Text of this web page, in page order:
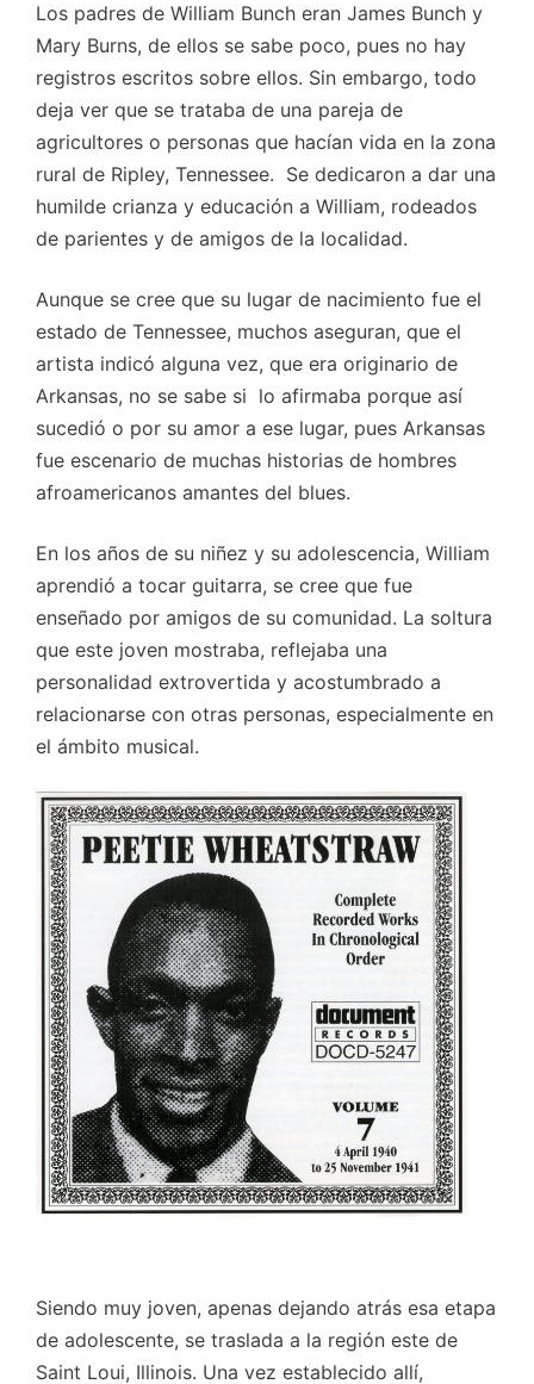
Los padres de William Bunch eran James Bunch y
Mary Burns, de ellos se sabe poco, pues no hay
registros escritos sobre ellos. Sin embargo, todo
deja ver que se trataba de una pareja de
agricultores o personas que hacían vida en la zona
rural de Ripley, Tennessee. Se dedicaron a dar una
humilde crianza y educación a William, rodeados
de parientes y de amigos de la localidad.
Aunque se cree que su lugar de nacimiento fue el
estado de Tennessee, muchos aseguran, que el
artista indicó alguna vez, que era originario de
Arkansas, no se sabe si lo afirmaba porque así
sucedió o por su amor a ese lugar, pues Arkansas
fue escenario de muchas historias de hombres
afroamericanos amantes del blues.
En los años de su niñez y su adolescencia, William
aprendió a tocar guitarra, se cree que fue
enseñado por amigos de su comunidad. La soltura
que este joven mostraba, reflejaba una
personalidad extrovertida y acostumbrado a
relacionarse con otras personas, especialmente en
el ámbito musical.
Siendo muy joven, apenas dejando atrás esa etapa
de adolescente, se traslada a la región este de
Saint Loui, Illinois. Una vez establecido allí,